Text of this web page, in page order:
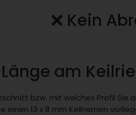
❌ Kein
am
bzw. mit welches Profil
13 x 8 mm Keilriemen